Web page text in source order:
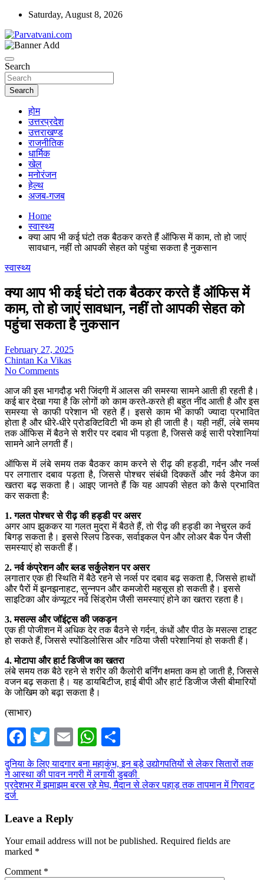
Skip
content
Saturday, August 8, 2026
Parvatvani.com
Search
Search
होम
उत्तरप्रदेश
उत्तराखण्ड
राजनीतिक
धार्मिक
खेल
मनोरंजन
हेल्थ
अजब-गजब
Home
स्वास्थ्य
क्या आप भी कई घंटो तक बैठकर करते हैं ऑफिस में काम, तो हो जाएं
सावधान, नहीं तो आपकी सेहत को पहुंचा सकता है नुकसान
स्वास्थ्य
क्या आप भी कई घंटो तक बैठकर करते हैं ऑफिस में
काम, तो हो जाएं सावधान, नहीं तो आपकी सेहत को
पहुंचा सकता है नुकसान
February 27, 2025
Chintan Ka Vikas
No Comments
आज की इस भागदौड़ भरी जिंदगी में आलस की समस्या सामने आती ही रहती है।
कई बार देखा गया है कि लोगों को काम करते-करते ही बहुत नींद आती है और इस
समस्या से काफी परेशान भी रहते हैं। इससे काम भी काफी ज्यादा प्रभावित
होता है और धीरे-धीरे प्रोडक्टिविटी भी कम हो ही जाती है। यही नहीं, लंबे समय
तक ऑफिस में बैठने से शरीर पर दबाव भी पड़ता है, जिससे कई सारी परेशानियां
सामने आने लगती हैं।
ऑफिस में लंबे समय तक बैठकर काम करने से रीढ़ की हड्डी, गर्दन और नर्व्स
पर लगातार दबाव पड़ता है, जिससे पोश्चर संबंधी दिक्कतें और नर्व डैमेज का
खतरा बढ़ सकता है। आइए जानते हैं कि यह आपकी सेहत को कैसे प्रभावित
कर सकता है:
1. गलत पोश्चर से रीढ़ की हड्डी पर असर
अगर आप झुककर या गलत मुद्रा में बैठते हैं, तो रीढ़ की हड्डी का नेचुरल कर्व
बिगड़ सकता है। इससे स्लिप डिस्क, सर्वाइकल पेन और लोअर बैक पेन जैसी
समस्याएं हो सकती हैं।
2. नर्व कंप्रेशन और ब्लड सर्कुलेशन पर असर
लगातार एक ही स्थिति में बैठे रहने से नर्व्स पर दबाव बढ़ सकता है, जिससे हाथों
और पैरों में झनझनाहट, सुन्नपन और कमजोरी महसूस हो सकती है। इससे
साइटिका और कंप्यूटर नर्व सिंड्रोम जैसी समस्याएं होने का खतरा रहता है।
3. मसल्स और जॉइंट्स की जकड़न
एक ही पोजीशन में अधिक देर तक बैठने से गर्दन, कंधों और पीठ के मसल्स टाइट
हो सकते हैं, जिससे स्पोंडिलोसिस और गठिया जैसी परेशानियां हो सकती हैं।
4. मोटापा और हार्ट डिजीज का खतरा
लंबे समय तक बैठे रहने से शरीर की कैलोरी बर्निंग क्षमता कम हो जाती है, जिससे
वजन बढ़ सकता है। यह डायबिटीज, हाई बीपी और हार्ट डिजीज जैसी बीमारियों
के जोखिम को बढ़ा सकता है।
(साभार)
Facebook
TwitterEmailWhatsApp
Post
navigation
दुनिया के लिए यादगार बना महाकुंभ, इन बड़े उद्योगपतियों से लेकर सितारों तक
ने आस्था की पावन नगरी में लगायी डुबकी
प्रदेशभर में झमाझम बरस रहे मेघ, मैदान से लेकर पहाड़ तक तापमान में गिरावट
दर्ज
Leave a Reply
Your email address will not be published. Required fields are
marked *
Comment *